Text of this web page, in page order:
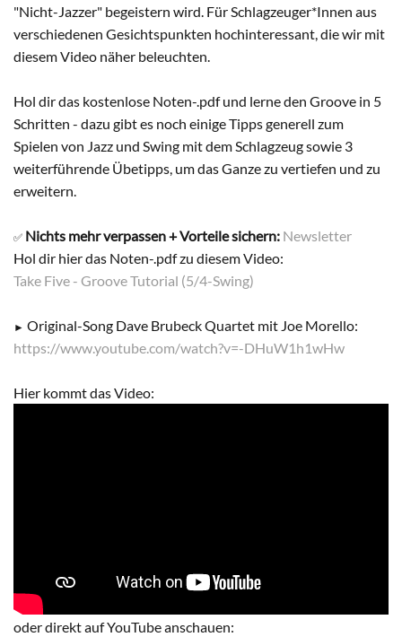
"Nicht-Jazzer" begeistern wird. Für Schlagzeuger*Innen aus
verschiedenen Gesichtspunkten hochinteressant, die wir mit
diesem Video näher beleuchten.
Hol dir das kostenlose Noten-.pdf und lerne den Groove in 5
Schritten - dazu gibt es noch einige Tipps generell zum
Spielen von Jazz und Swing mit dem Schlagzeug sowie 3
weiterführende Übetipps, um das Ganze zu vertiefen und zu
erweitern.
✅ Nichts mehr verpassen + Vorteile sichern: Newsletter
Hol dir hier das Noten-.pdf zu diesem Video:
Take Five - Groove Tutorial (5/4-Swing)
► Original-Song Dave Brubeck Quartet mit Joe Morello:
https://www.youtube.com/watch?v=-DHuW1h1wHw
Hier kommt das Video:
oder direkt auf YouTube anschauen: